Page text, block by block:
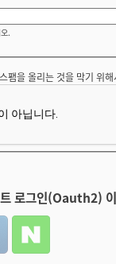
.
팸을 올리는 것을 막기 위
로그인(Oauth2)
GitHub
Login with Naver